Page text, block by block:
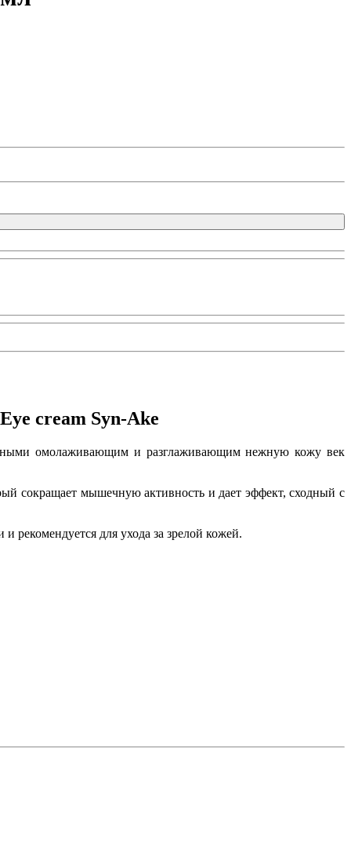
cream Syn-Ake
омолаживающим и разглаживающим нежную кожу век
сокращает мышечную активность и дает эффект, сходный с
рекомендуется для ухода за зрелой кожей.